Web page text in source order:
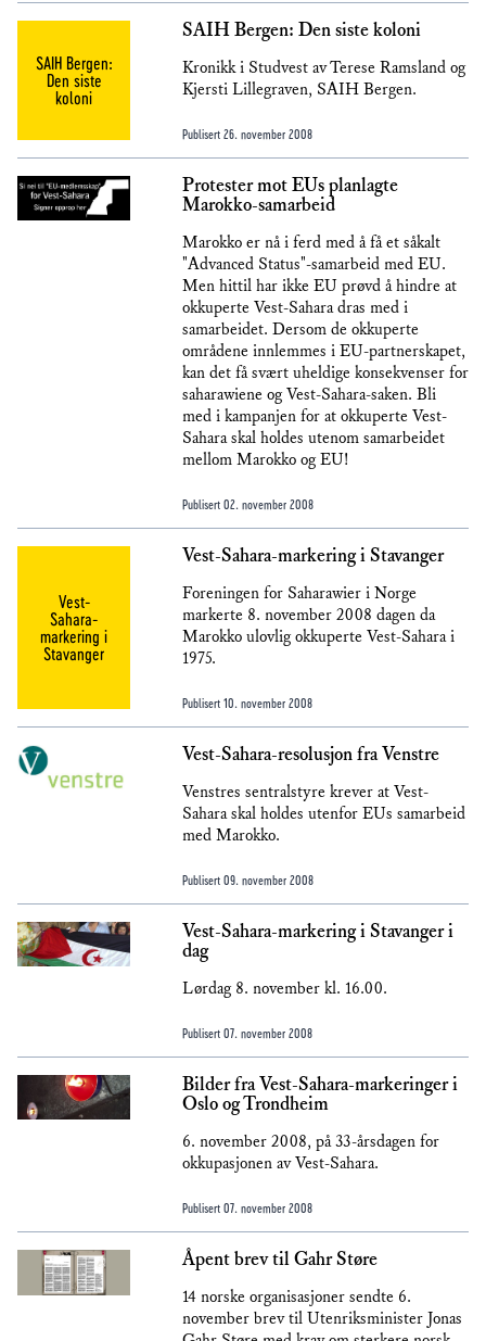
SAIH Bergen:
Den siste
koloni
SAIH Bergen: Den siste koloni
Kronikk i Studvest av Terese Ramsland og
Kjersti Lillegraven, SAIH Bergen.
Publisert 26. november 2008
Protester mot EUs planlagte
Marokko-samarbeid
Marokko er nå i ferd med å få et såkalt
"Advanced Status"-samarbeid med EU.
Men hittil har ikke EU prøvd å hindre at
okkuperte Vest-Sahara dras med i
samarbeidet. Dersom de okkuperte
områdene innlemmes i EU-partnerskapet,
kan det få svært uheldige konsekvenser for
saharawiene og Vest-Sahara-saken. Bli
med i kampanjen for at okkuperte Vest-
Sahara skal holdes utenom samarbeidet
mellom Marokko og EU!
Publisert 02. november 2008
Vest-
Sahara-
markering i
Stavanger
Vest-Sahara-markering i Stavanger
Foreningen for Saharawier i Norge
markerte 8. november 2008 dagen da
Marokko ulovlig okkuperte Vest-Sahara i
1975.
Publisert 10. november 2008
Vest-Sahara-resolusjon fra Venstre
Venstres sentralstyre krever at Vest-
Sahara skal holdes utenfor EUs samarbeid
med Marokko.
Publisert 09. november 2008
Vest-Sahara-markering i Stavanger i
dag
Lørdag 8. november kl. 16.00.
Publisert 07. november 2008
Bilder fra Vest-Sahara-markeringer i
Oslo og Trondheim
6. november 2008, på 33-årsdagen for
okkupasjonen av Vest-Sahara.
Publisert 07. november 2008
Åpent brev til Gahr Støre
14 norske organisasjoner sendte 6.
november brev til Utenriksminister Jonas